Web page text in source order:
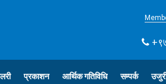
प्रकाशन आर्थिक गतिविधि सम्पर्क